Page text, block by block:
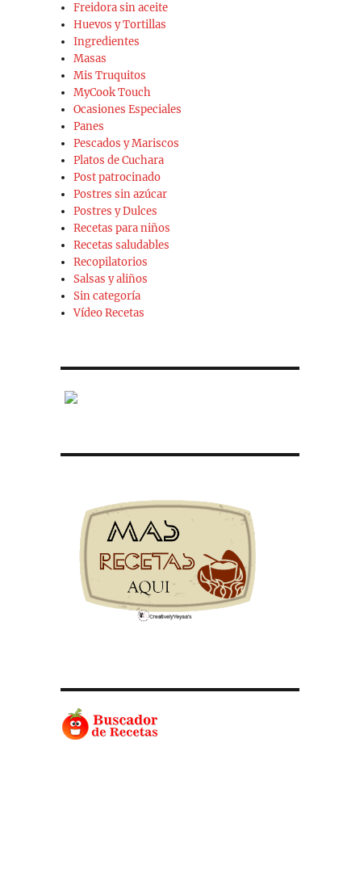
Freidora sin aceite
Huevos y Tortillas
Ingredientes
Masas
Mis Truquitos
MyCook Touch
Ocasiones Especiales
Panes
Pescados y Mariscos
Platos de Cuchara
Post patrocinado
Postres sin azúcar
Postres y Dulces
Recetas para niños
Recetas saludables
Recopilatorios
Salsas y aliños
Sin categoría
Vídeo Recetas